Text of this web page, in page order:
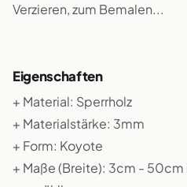
Verzieren, zum Bemalen...
Eigenschaften
+ Material: Sperrholz
+ Materialstärke: 3mm
+ Form: Koyote
+ Maße (Breite): 3cm - 50cm